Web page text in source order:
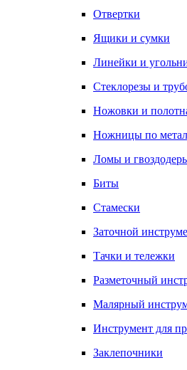
Отвертки
Ящики и сумки
Линейки и
Стеклорезы и
Ножовки и
Ножницы по
Ломы и
Биты
Стамески
Заточной
Тачки и тележки
Разметочный
Малярный
Инструмент для
Заклепочники